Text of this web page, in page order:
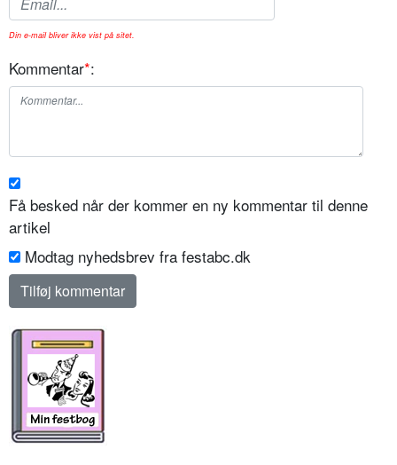
Din e-mail bliver ikke vist på sitet.
Kommentar*:
Få besked når der kommer en ny kommentar til denne
artikel
Modtag nyhedsbrev fra festabc.dk